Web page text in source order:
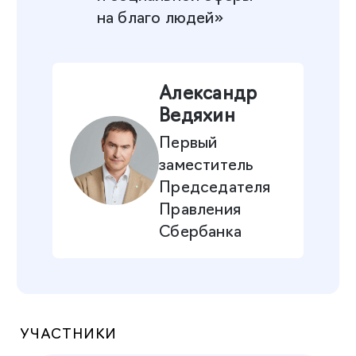
на благо людей»
Александр
Ведяхин
Первый
заместитель
Председателя
Правления
Сбербанка
УЧАСТНИКИ